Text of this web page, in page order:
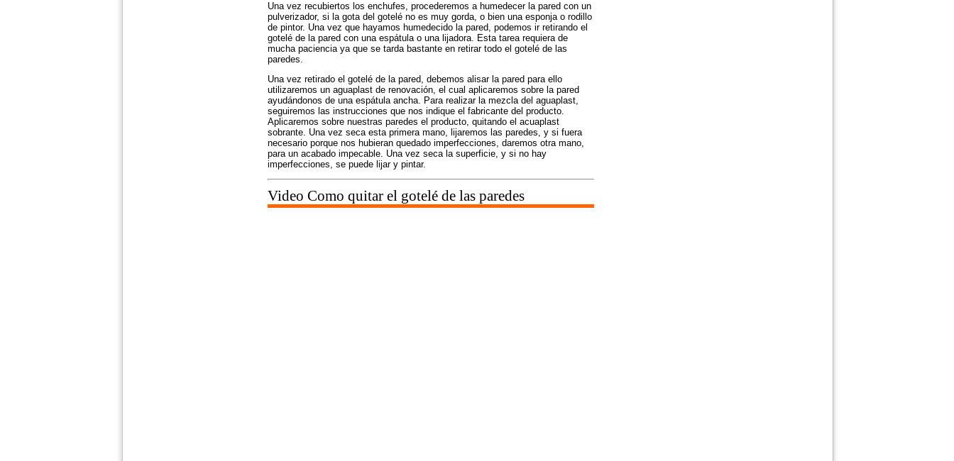
Una vez recubiertos los enchufes, procederemos a humedecer la pared con un
pulverizador, si la gota del gotelé no es muy gorda, o bien una esponja o rodillo
de pintor. Una vez que hayamos humedecido la pared, podemos ir retirando el
gotelé de la pared con una espátula o una lijadora. Esta tarea requiera de
mucha paciencia ya que se tarda bastante en retirar todo el gotelé de las
paredes.
Una vez retirado el gotelé de la pared, debemos alisar la pared para ello
utilizaremos un aguaplast de renovación, el cual aplicaremos sobre la pared
ayudándonos de una espátula ancha. Para realizar la mezcla del aguaplast,
seguiremos las instrucciones que nos indique el fabricante del producto.
Aplicaremos sobre nuestras paredes el producto, quitando el acuaplast
sobrante. Una vez seca esta primera mano, lijaremos las paredes, y si fuera
necesario porque nos hubieran quedado imperfecciones, daremos otra mano,
para un acabado impecable. Una vez seca la superficie, y si no hay
imperfecciones, se puede lijar y pintar.
Video Como quitar el gotelé de las paredes